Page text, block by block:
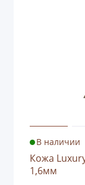
В наличии
Кожа
1,6мм